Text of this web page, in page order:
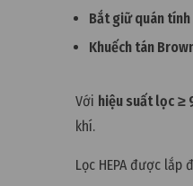
Bắt giữ quán
Khuếch tán
Với hiệu suất lọc ≥
khí.
Lọc HEPA được lắp